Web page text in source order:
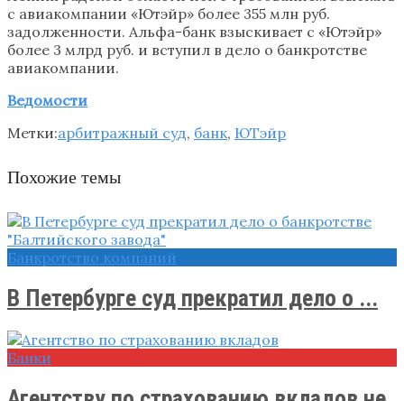
с авиакомпании «Ютэйр» более 355 млн руб.
задолженности. Альфа-банк взыскивает с «Ютэйр»
более 3 млрд руб. и вступил в дело о банкротстве
авиакомпании.
Ведомости
Метки:арбитражный суд, банк, ЮТэйр
Похожие темы
Банкротство компаний
В Петербурге суд прекратил дело о ...
Банки